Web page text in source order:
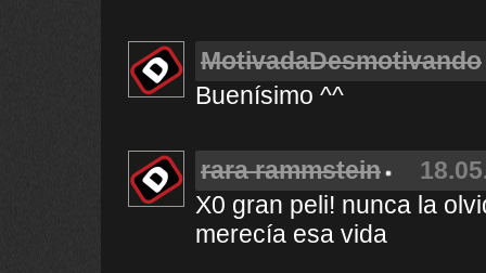
MotivadaDesmotivando
Buenísimo ^^
rara rammstein
X0 gran peli! nunca la
merecía esa vida